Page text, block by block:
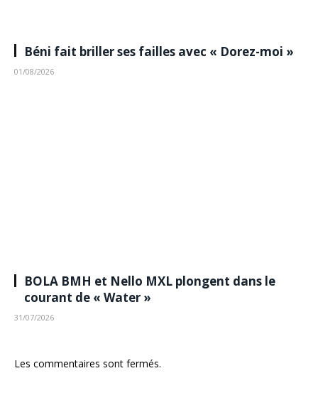
Béni fait briller ses failles avec « Dorez-moi »
01/08/2026
BOLA BMH et Nello MXL plongent dans le
courant de « Water »
31/07/2026
Les commentaires sont fermés.